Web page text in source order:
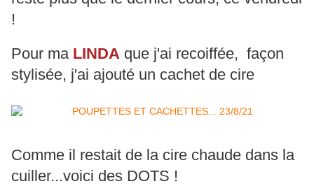
!
Pour ma LINDA que j'ai recoiffée, façon
stylisée, j'ai ajouté un cachet de cire
Comme il restait de la cire chaude dans la
cuiller...voici des DOTS !